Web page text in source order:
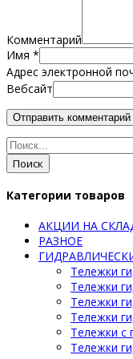
Комментарий
Имя *
Адрес электронной
Вебсайт
Поиск
Категории товаров
АКЦИИ НА
РАЗНОЕ
Тележки
Тележки
Тележки
Тележки
Тележки с
Тележки